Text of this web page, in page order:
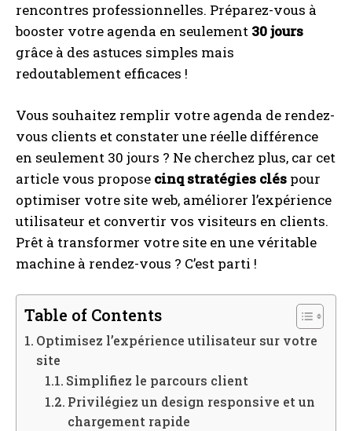
rencontres professionnelles. Préparez-vous à
booster votre agenda en seulement 30 jours
grâce à des astuces simples mais
redoutablement efficaces !
Vous souhaitez remplir votre agenda de rendez-
vous clients et constater une réelle différence
en seulement 30 jours ? Ne cherchez plus, car cet
article vous propose cinq stratégies clés pour
optimiser votre site web, améliorer l’expérience
utilisateur et convertir vos visiteurs en clients.
Prêt à transformer votre site en une véritable
machine à rendez-vous ? C’est parti !
Table of Contents
Optimisez l’expérience utilisateur sur votre
site
Simplifiez le parcours client
Privilégiez un design responsive et un
chargement rapide